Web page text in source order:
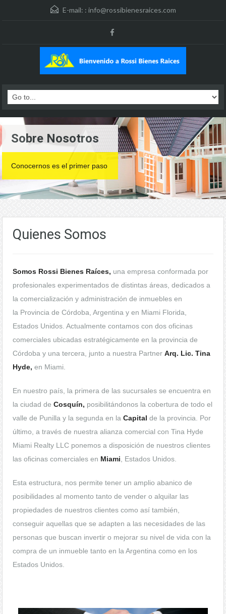
E-mail: : info@rossibienesraices.com
Sobre Nosotros
Conocernos es el primer paso
Quienes Somos
Somos Rossi Bienes Raíces, una empresa conformada por
profesionales experimentados de distintas áreas, dedicados a
la comercialización y administración de inmuebles en
la Provincia de Córdoba, Argentina y en Miami Florida,
Estados Unidos. Actualmente contamos con dos oficinas
comerciales ubicadas estratégicamente en la provincia de
Córdoba y una tercera, junto a nuestra Partner Arq. Lic. Tina
Hyde, en Miami.
En nuestro país, la primera de las sucursales se encuentra en
la ciudad de Cosquín, posibilitándonos la cobertura de todo el
valle de Punilla y la segunda en la Capital de la provincia. Por
último, a través de nuestra alianza comercial con Tina Hyde
Miami Realty LLC ponemos a disposición de nuestros clientes
las oficinas comerciales en Miami , Estados Unidos.
Esta estructura, nos permite tener un amplio abanico de
posibilidades al momento tanto de vender o alquilar las
propiedades de nuestros clientes como así también,
conseguir aquellas que se adapten a las necesidades de las
personas que buscan invertir o mejorar su nivel de vida con la
compra de un inmueble tanto en la Argentina como en los
Estados Unidos.